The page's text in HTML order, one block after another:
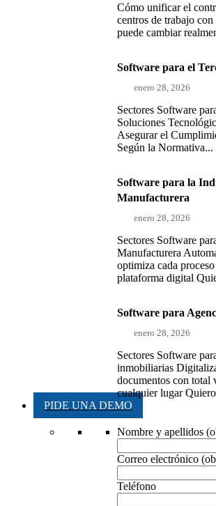
Cómo unificar el
centros de trabajo
puede cambiar
Software para el
enero 28, 2026
Sectores Software
Soluciones
Asegurar el
Según la Normativa...
Software para la
Manufacturera
enero 28, 2026
Sectores Software
Manufacturera
optimiza cada
plataforma digital
Software para
enero 28, 2026
Sectores Software
inmobiliarias
documentos con total
cualquier lugar
PIDE UNA DEMO
Nombre y apellidos
Correo electrónico
Teléfono